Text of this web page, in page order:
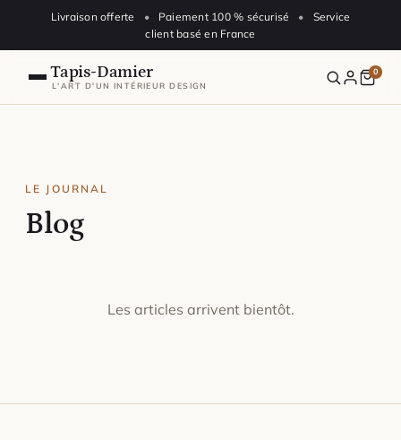
Aller au contenu
Livraison offerte • Paiement 100 % sécurisé •
Service
client basé en France
Tapis-Damier
L'ART D'UN INTÉRIEUR DESIGN
Blog
FAQ
0
LE JOURNAL
Blog
Les articles arrivent bientôt.